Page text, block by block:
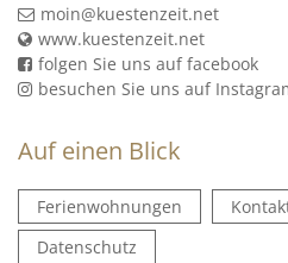
moin@kuestenzeit.net
www.kuestenzeit.net
folgen Sie uns auf facebook
besuchen Sie uns auf
Auf einen Blick
Ferienwohnungen
Datenschutz